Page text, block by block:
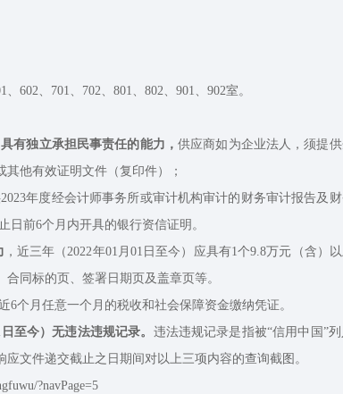
、701、702、801、802、901、902室。
有独立承担民事责任的能力， 供应商如为企业法人，须提
他有效证明文件（复印件）；
年度经会计师事务所或审计机构审计的财务审计报告及
前6个月内开具的银行资信证明。
，近三年（2022年01月01日至今）应具有1个9.8万元（含
同标的页、签署日期页及盖章页等。
6个月任意一个月的税收和社会保障资金缴纳凭证。
至今）无违法违规记录。 违法违规记录是指被“信用中国”
文件递交截止之日期间对以上三项内容的查询截图。
?navPage=5